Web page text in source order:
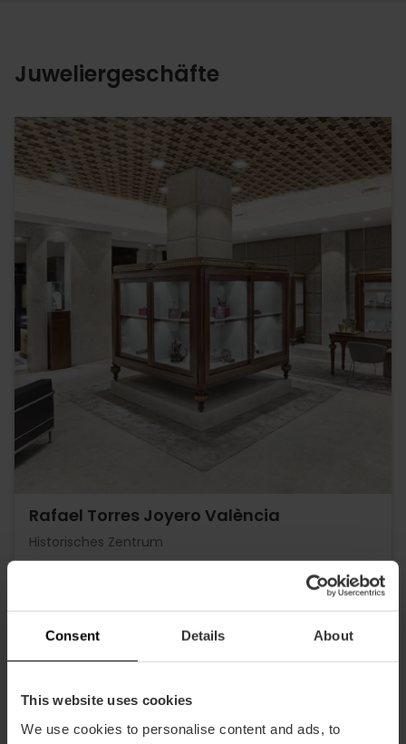
Consent Details About
This website uses cookies
We use cookies to personalise content and ads, to
Juweliergeschäfte
Rafael Torres Joyero València
Historisches Zentrum